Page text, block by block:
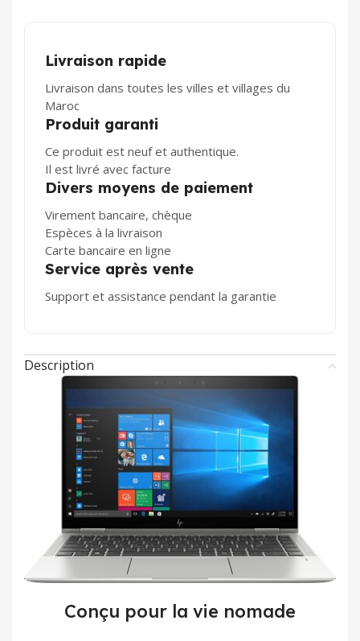
Livraison rapide
Livraison dans toutes les villes et villages du
Maroc
Produit garanti
Ce produit est neuf et authentique.
Il est livré avec facture
Divers moyens de paiement
Virement bancaire, chèque
Espèces à la livraison
Carte bancaire en ligne
Service après vente
Support et assistance pendant la garantie
Description
Conçu pour la vie nomade